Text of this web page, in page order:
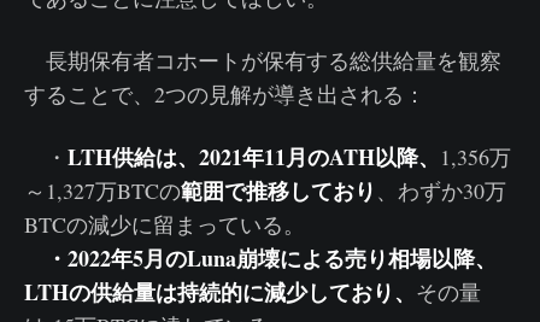
長期保有者コホートが保有する総供給量を観察
することで、2つの見解が導き出される：
・ LTH供給は、2021年11月のATH以降、 1,356万
～1,327万BTCの範囲で推移しており 、わずか30万
BTCの減少に留まっている。
・2022年5月のLuna崩壊による売り相場以降、
LTHの供給量は持続的に減少しており、 その量